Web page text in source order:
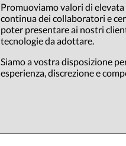
Promuoviamo valori di
continua dei collaboratori e
poter presentare ai nostri
tecnologie da adottare.
Siamo a vostra disposizione
esperienza, discrezione e